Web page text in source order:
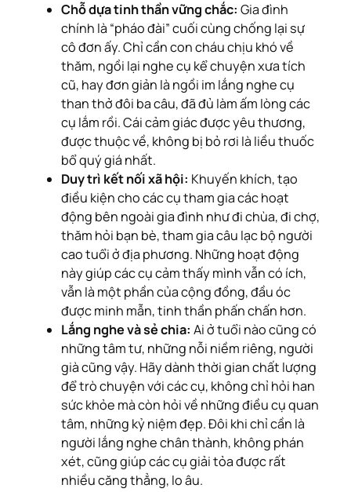
Chỗ dựa tinh thần vững chắc: Gia đình
chính là “pháo đài” cuối cùng chống lại sự
cô đơn ấy. Chỉ cần con cháu chịu khó về
thăm, ngồi lại nghe cụ kể chuyện xưa tích
cũ, hay đơn giản là ngồi im lắng nghe cụ
than thở đôi ba câu, đã đủ làm ấm lòng các
cụ lắm rồi. Cái cảm giác được yêu thương,
được thuộc về, không bị bỏ rơi là liều thuốc
bổ quý giá nhất.
Duy trì kết nối xã hội: Khuyến khích, tạo
điều kiện cho các cụ tham gia các hoạt
động bên ngoài gia đình như đi chùa, đi chợ,
thăm hỏi bạn bè, tham gia câu lạc bộ người
cao tuổi ở địa phương. Những hoạt động
này giúp các cụ cảm thấy mình vẫn có ích,
vẫn là một phần của cộng đồng, đầu óc
được minh mẫn, tinh thần phấn chấn hơn.
Lắng nghe và sẻ chia: Ai ở tuổi nào cũng có
những tâm tư, những nỗi niềm riêng, người
già cũng vậy. Hãy dành thời gian chất lượng
để trò chuyện với các cụ, không chỉ hỏi han
sức khỏe mà còn hỏi về những điều cụ quan
tâm, những kỷ niệm đẹp. Đôi khi chỉ cần là
người lắng nghe chân thành, không phán
xét, cũng giúp các cụ giải tỏa được rất
nhiều căng thẳng, lo âu.